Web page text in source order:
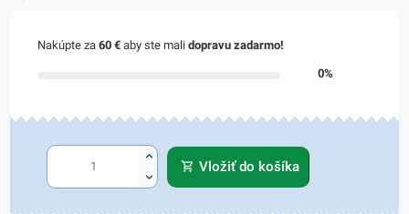
Nakúpte za60 € aby ste malidopravu zadarmo!
0%
Vložiť do košíka